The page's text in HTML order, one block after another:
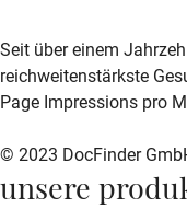
zur DocFinder-Startseite
logo icon
Seit über einem
reichweitenstärkste
Page Impressions pro
© 2023 DocFinder
unsere